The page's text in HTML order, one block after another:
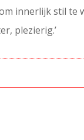
innerlijk stil te
plezierig.’